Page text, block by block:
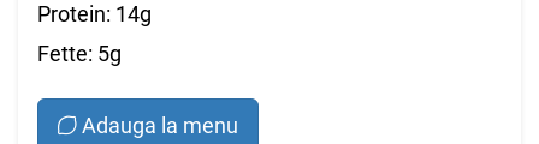
Protein: 14g
Fette: 5g
Adauga la menu